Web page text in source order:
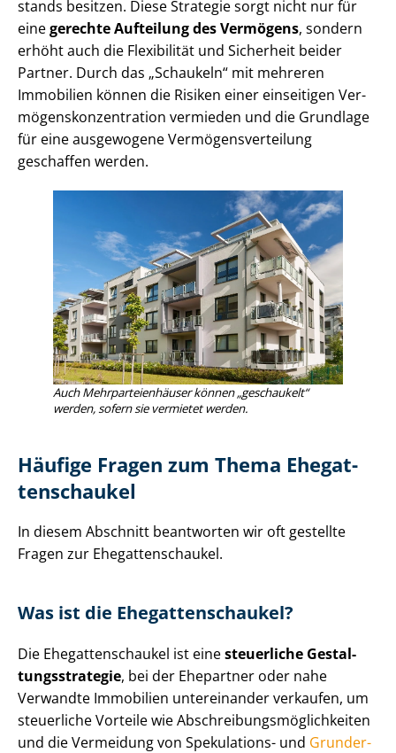
stands besitzen. Diese Strategie sorgt nicht nur für
einegerechte Aufteilung des Vermögens, sondern
erhöht auch die Flexibilität und Sicherheit beider
Partner. Durch das „Schaukeln“ mit mehreren
Immobilien können die Risiken einer einseitigen Ver­
mö­gens­kon­zen­tra­ti­on vermieden und die Grundlage
für eine ausgewogene Ver­mö­gens­ver­tei­lung
geschaffen werden.
Auch Mehr­par­tei­en­häu­ser können „geschaukelt“
werden, sofern sie vermietet werden.
Häufige Fragen zum Thema Ehe­gat­
ten­schau­kel
In diesem Abschnitt beantworten wir oft gestellte
Fragen zur Ehe­gat­ten­schau­kel.
Was ist die Ehe­gat­ten­schau­kel?
Die Ehe­gat­ten­schau­kel ist einesteuerliche Ge­stal­
tungs­stra­te­gie, bei der Ehepartner oder nahe
Verwandte Immobilien untereinander verkaufen, um
steuerliche Vorteile wie Ab­schrei­bungs­mög­lich­kei­ten
und die Vermeidung von Spekulations- und Grund­er­